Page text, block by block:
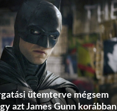
ütemterve mégsem
azt James Gunn korábban